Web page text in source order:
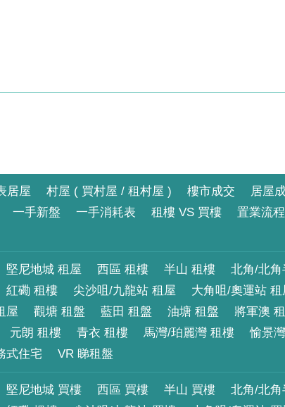
居屋 村屋 ( 買村屋 / 租村屋 ) 樓市成交 居屋
一手新盤 一手消耗表 租樓 VS 買樓 置業流程
堅尼地城 租屋 西區 租樓 半山 租樓 北角/北
紅磡 租樓 尖沙咀/九龍站 租屋 大角咀/奧運站 租
屋 觀塘 租盤 藍田 租盤 油塘 租盤 將軍澳
元朗 租樓 青衣 租樓 馬灣/珀麗灣 租樓 愉景
式住宅 VR 睇租盤
堅尼地城 買樓 西區 買樓 半山 買樓 北角/北